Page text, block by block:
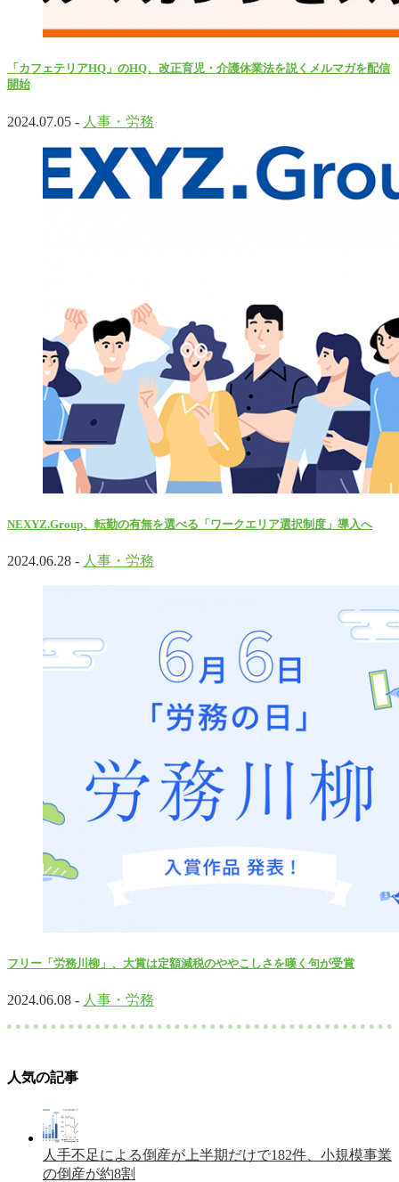
「カフェテリアHQ」のHQ、改正育児・介護休業法を説くメルマガを配信
開始
2024.07.05 - 人事・労務
NEXYZ.Group、転勤の有無を選べる「ワークエリア選択制度」導入へ
2024.06.28 - 人事・労務
フリー「労務川柳」、大賞は定額減税のややこしさを嘆く句が受賞
2024.06.08 - 人事・労務
人気の記事
人手不足による倒産が上半期だけで182件、小規模事業
の倒産が約8割